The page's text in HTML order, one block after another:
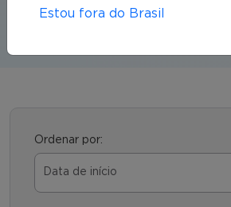
Ordenar por:
Estou fora do Brasil